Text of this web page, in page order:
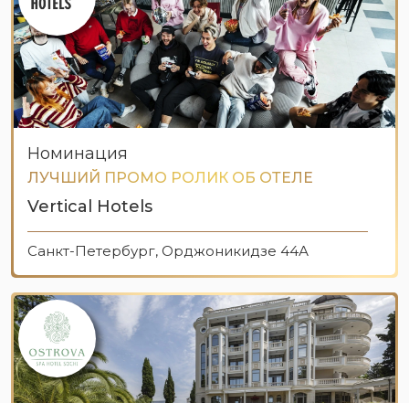
Номинация
ЛУЧШИЙ ПРОМО РОЛИК ОБ ОТЕЛЕ
Vertical Hotels
Санкт-Петербург, Орджоникидзе 44А